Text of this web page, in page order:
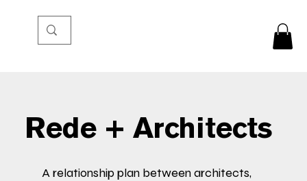
Rede + Architects
A relationship plan between architects,